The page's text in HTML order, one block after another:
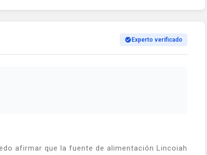
Experto verificado
afirmar que la fuente de alimentación Lincoiah